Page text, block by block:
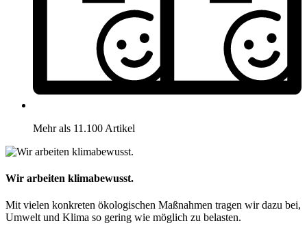
Mehr als 11.100 Artikel
Wir arbeiten klimabewusst.
Mit vielen konkreten ökologischen Maßnahmen tragen wir dazu bei,
Umwelt und Klima so gering wie möglich zu belasten.